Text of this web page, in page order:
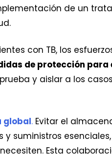
de un
con TB, los
de protección para
y aislar a los
global. Evitar el
suministros
Esta